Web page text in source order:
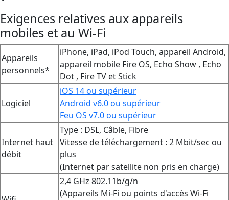
Exigences relatives aux appareils
mobiles et au Wi-Fi
Appareils
personnels*
iPhone, iPad, iPod Touch, appareil Android,
appareil mobile Fire OS, Echo Show , Echo
Dot , Fire TV et Stick
Logiciel
iOS 14 ou supérieur
Android v6.0 ou supérieur
Feu OS v7.0 ou supérieur
Internet haut
débit
Type : DSL, Câble, Fibre
Vitesse de téléchargement : 2 Mbit/sec ou
plus
(Internet par satellite non pris en charge)
2,4 GHz 802.11b/g/n
(Appareils Mi-Fi ou points d'accès Wi-Fi